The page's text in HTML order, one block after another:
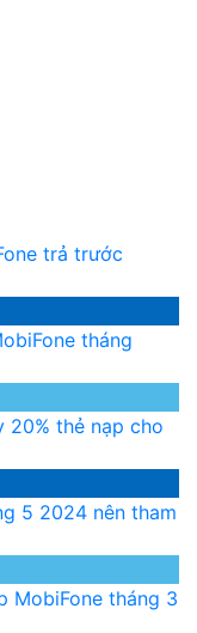
trả trước
tháng
20% thẻ nạp cho
5 2024 nên tham
MobiFone tháng 3